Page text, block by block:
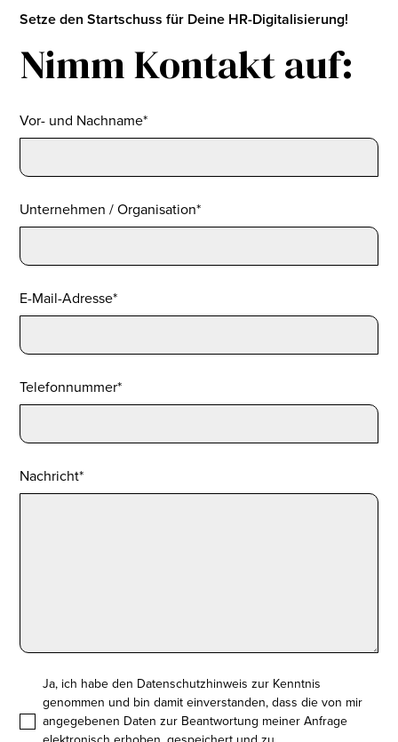
Setze den Startschuss für Deine HR-Digitalisierung!
Nimm Kontakt auf:
Vor- und Nachname*
Unternehmen / Organisation*
E-Mail-Adresse*
Telefonnummer*
Nachricht*
Ja, ich habe den Datenschutzhinweis zur Kenntnis
genommen und bin damit einverstanden, dass die von mir
angegebenen Daten zur Beantwortung meiner Anfrage